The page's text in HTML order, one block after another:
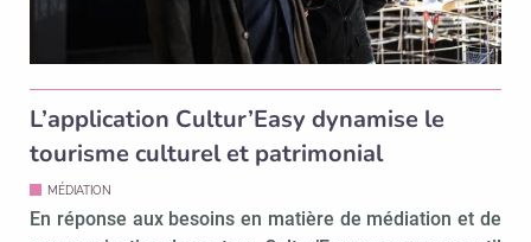
L’application Cultur’Easy dynamise le
tourisme culturel et patrimonial
MÉDIATION
En réponse aux besoins en matière de médiation et de